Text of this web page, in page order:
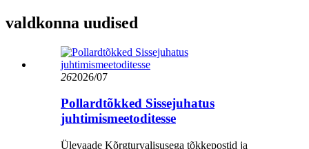
valdkonna uudised
262026/07
Pollardtõkked Sissejuhatus
juhtimismeetoditesse
Ülevaade Kõrgturvalisusega tõkkepostid ja